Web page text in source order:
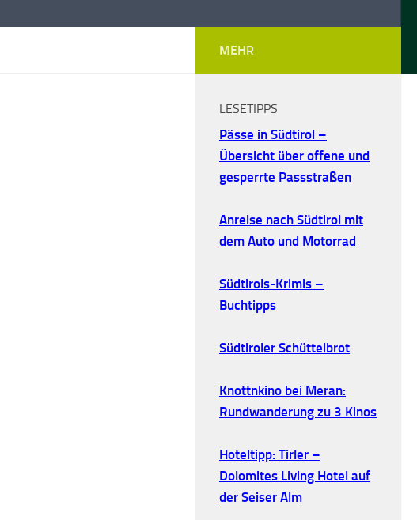
MEHR
LESETIPPS
Pässe in Südtirol –
Übersicht über offene und
gesperrte Passstraßen
Anreise nach Südtirol mit
dem Auto und Motorrad
Südtirols-Krimis –
Buchtipps
Südtiroler Schüttelbrot
Knottnkino bei Meran:
Rundwanderung zu 3 Kinos
Hoteltipp: Tirler –
Dolomites Living Hotel auf
der Seiser Alm